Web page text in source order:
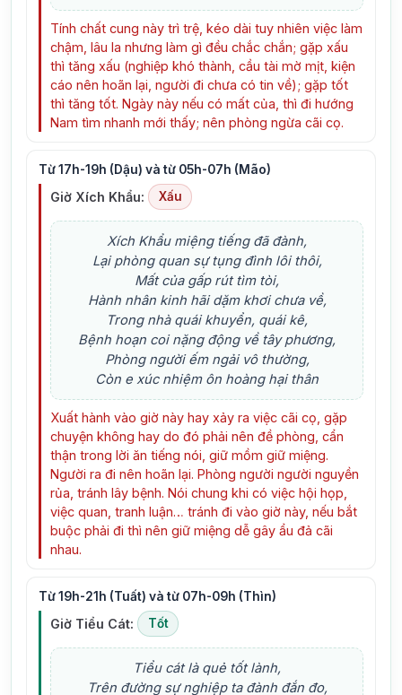
Tính chất cung này trì trệ, kéo dài tuy nhiên việc làm
chậm, lâu la nhưng làm gì đều chắc chắn; gặp xấu
thì tăng xấu (nghiệp khó thành, cầu tài mờ mịt, kiện
cáo nên hoãn lại, người đi chưa có tin về); gặp tốt
thì tăng tốt. Ngày này nếu có mất của, thì đi hướng
Nam tìm nhanh mới thấy; nên phòng ngừa cãi cọ.
Từ 17h-19h (Dậu) và từ 05h-07h (Mão)
Giờ Xích Khẩu: Xấu
Xích Khẩu miệng tiếng đã đành,
Lại phòng quan sự tụng đình lôi thôi,
Mất của gấp rút tìm tòi,
Hành nhân kinh hãi dặm khơi chưa về,
Trong nhà quái khuyển, quái kê,
Bệnh hoạn coi nặng động về tây phương,
Phòng người ếm ngải vô thường,
Còn e xúc nhiệm ôn hoàng hại thân
Xuất hành vào giờ này hay xảy ra việc cãi cọ, gặp
chuyện không hay do đó phải nên đề phòng, cẩn
thận trong lời ăn tiếng nói, giữ mồm giữ miệng.
Người ra đi nên hoãn lại. Phòng người người nguyền
rủa, tránh lây bệnh. Nói chung khi có việc hội họp,
việc quan, tranh luận… tránh đi vào giờ này, nếu bắt
buộc phải đi thì nên giữ miệng dễ gây ẩu đả cãi
nhau.
Từ 19h-21h (Tuất) và từ 07h-09h (Thìn)
Giờ Tiểu Cát: Tốt
Tiểu cát là quẻ tốt lành,
Trên đường sự nghiệp ta đành đắn đo,